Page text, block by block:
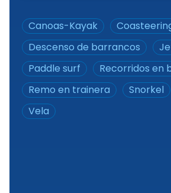
Canoas-Kayak
Descenso de barrancos
Paddle surf
Recorridos en
Remo en trainera
Snorkel
Vela